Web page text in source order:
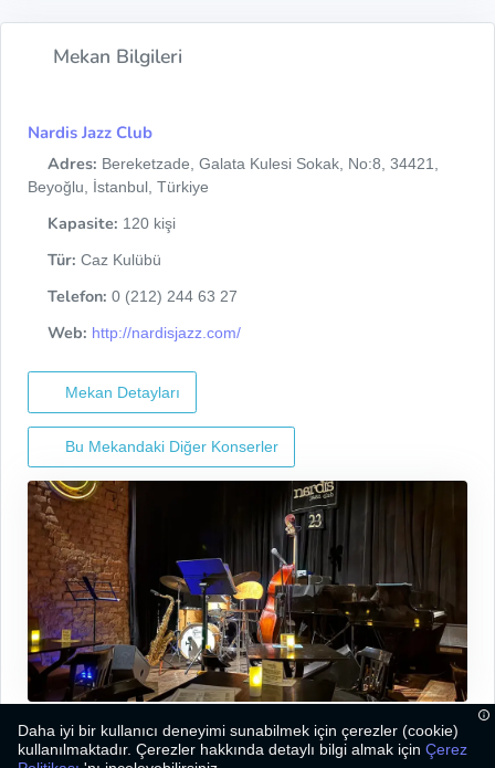
Mekan Bilgileri
Nardis Jazz Club
Adres: Bereketzade, Galata Kulesi Sokak, No:8, 34421,
Beyoğlu, İstanbul, Türkiye
Kapasite: 120 kişi
Tür: Caz Kulübü
Telefon: 0 (212) 244 63 27
Web: http://nardisjazz.com/
Mekan Detayları
Bu Mekandaki Diğer Konserler
Daha iyi bir kullanıcı deneyimi sunabilmek için çerezler (cookie)
kullanılmaktadır. Çerezler hakkında detaylı bilgi almak için Çerez